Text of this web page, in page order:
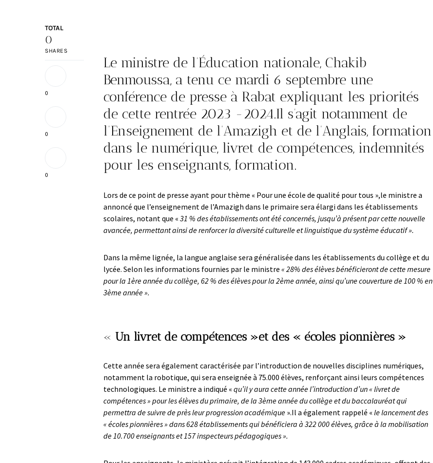
TOTAL
0
SHARES
0
0
0
Le ministre de l’Éducation nationale, Chakib
Benmoussa, a tenu ce mardi 6 septembre une
conférence de presse à Rabat expliquant les priorités
de cette rentrée 2023 -2024.Il s’agit notamment de
l’Enseignement de l’Amazigh et de l’Anglais, formation
dans le numérique, livret de compétences, indemnités
pour les enseignants, formation.
Lors de ce point de presse ayant pour thème « Pour une école de qualité pour tous »,le ministre a
annoncé que l’enseignement de l’Amazigh dans le primaire sera élargi dans les établissements
scolaires, notant que « 31 % des établissements ont été concernés, jusqu’à présent par cette nouvelle
avancée, permettant ainsi de renforcer la diversité culturelle et linguistique du système éducatif ».
Dans la même lignée, la langue anglaise sera généralisée dans les établissements du collège et du
lycée. Selon les informations fournies par le ministre « 28% des élèves bénéficieront de cette mesure
pour la 1ère année du collège, 62 % des élèves pour la 2ème année, ainsi qu’une couverture de 100 % en
3ème année ».
« Un livret de compétences »et des « écoles pionnières »
Cette année sera également caractérisée par l’introduction de nouvelles disciplines numériques,
notamment la robotique, qui sera enseignée à 75.000 élèves, renforçant ainsi leurs compétences
technologiques. Le ministre a indiqué « qu’il y aura cette année l’introduction d’un « livret de
compétences » pour les élèves du primaire, de la 3ème année du collège et du baccalauréat qui
permettra de suivre de près leur progression académique ».Il a également rappelé « le lancement des
« écoles pionnières » dans 628 établissements qui bénéficiera à 322 000 élèves, grâce à la mobilisation
de 10.700 enseignants et 157 inspecteurs pédagogiques ».